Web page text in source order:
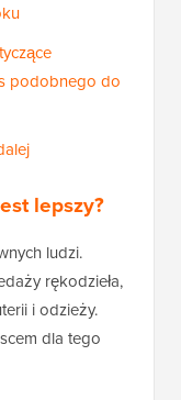
podobnego do
lepszy?
ludzi.
rękodzieła,
i odzieży.
dla tego